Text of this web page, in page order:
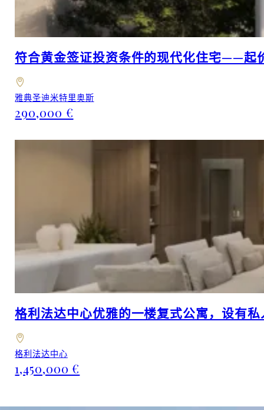
符合黄金签证投资条件的现代化住宅——起
雅典圣迪米特里奥斯
290,000 €
格利法达中心优雅的一楼复式公寓，设有
格利法达中心
1,450,000 €